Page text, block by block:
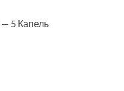
5 Капель